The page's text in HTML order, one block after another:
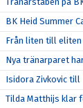
BK Heid Summer
Från liten till
Nya tränarparet
Isidora Zivkovic till
Tilda Matthijs klar